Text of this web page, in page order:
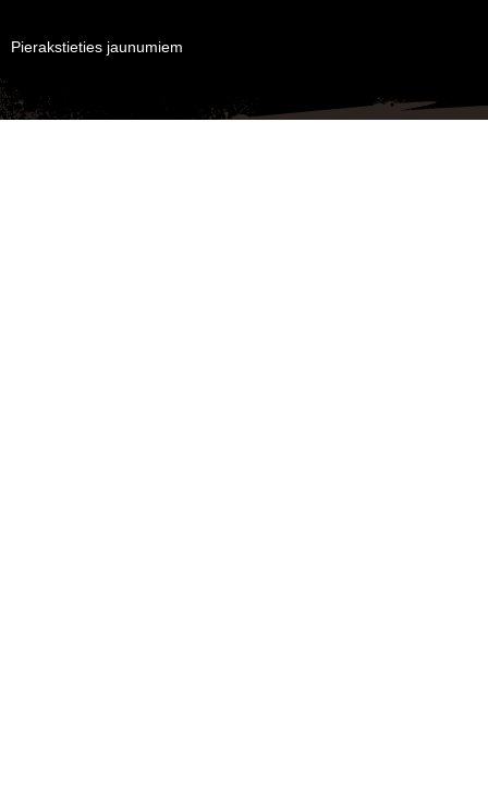
Pierakstieties jaunumiem